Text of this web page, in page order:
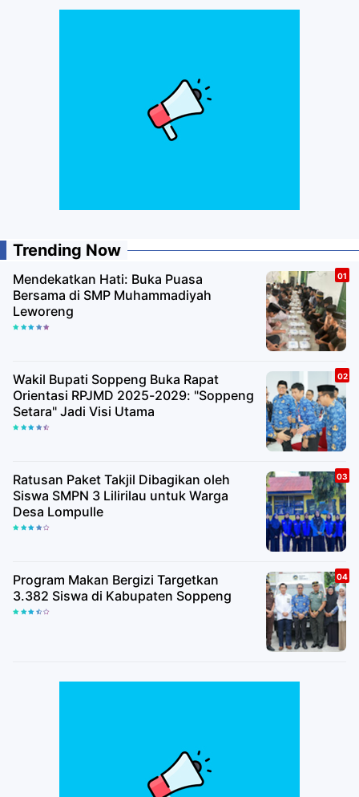
Trending Now
Mendekatkan Hati: Buka Puasa
Bersama di SMP Muhammadiyah
Leworeng
Wakil Bupati Soppeng Buka Rapat
Orientasi RPJMD 2025-2029: "Soppeng
Setara" Jadi Visi Utama
Ratusan Paket Takjil Dibagikan oleh
Siswa SMPN 3 Lilirilau untuk Warga
Desa Lompulle
Program Makan Bergizi Targetkan
3.382 Siswa di Kabupaten Soppeng